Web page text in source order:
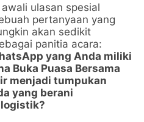
ulasan spesial
pertanyaan yang
akan sedikit
panitia acara:
yang Anda miliki
Buka Puasa Bersama
menjadi tumpukan
yang berani